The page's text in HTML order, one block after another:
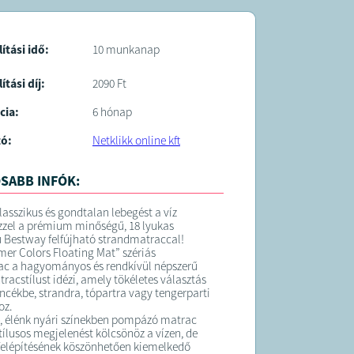
A termék két különböző
érhető el: egy zöld alapú
mintával (leopárdokkal és
valamint egy kék alapú tengeri
(polipokkal, korallokkal és
Amennyiben konkrét mintát szeretne
kérjük, jelezze felénk a megrendelés
rovatban! Amennyiben nem jelöl
a matracot a raktárkészlettől
sekély vízben és felnőtt közvetlen
szabad használni! A termék vízi
életmentő eszköznek, és nem véd
170 cm-es felfújható mintás
a választott vagy véletlenszerű
idő: 10 munkanap
díj:
2090 Ft
6 hónap
Netklikk online kft
INFÓK:
és gondtalan lebegést a víz
a prémium minőségű, 18 lyukas
Bestway felfújható strandmatraccal!
Colors Floating Mat” szériás
a hagyományos és rendkívül népszerű
idézi, amely tökéletes választás
strandra, tópartra vagy tengerparti
élénk nyári színekben pompázó matrac
megjelenést kölcsönöz a vízen, de
köszönhetően kiemelkedő